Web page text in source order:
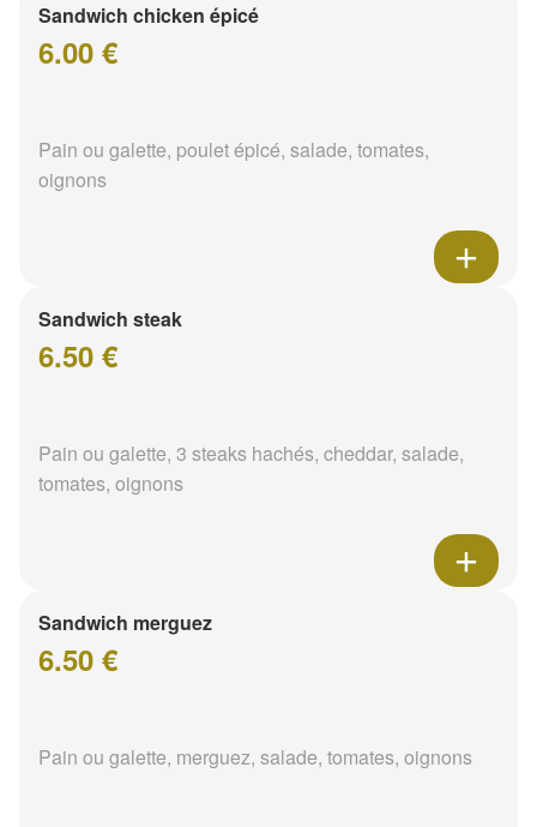
Sandwich chicken épicé
6.00 €
Pain ou galette, poulet épicé, salade, tomates,
oignons
Sandwich steak
6.50 €
Pain ou galette, 3 steaks hachés, cheddar, salade,
tomates, oignons
Sandwich merguez
6.50 €
Pain ou galette, merguez, salade, tomates, oignons